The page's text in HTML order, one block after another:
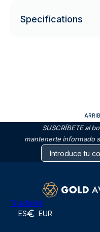
Specifications
SUSCRÍBETE al
mantenerte informado
Trustpilot
ES EUR